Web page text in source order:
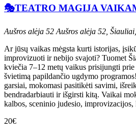
🎭TEATRO MAGIJA
Aušros alėja 52 Aušros alėja 52,
Ar jūsų vaikas mėgsta kurti istorijas,
improvizuoti ir nebijo svajoti? Tuomet
kviečia 7–12 metų vaikus prisijungti
švietimą papildančio ugdymo
garsiai, mokomasi pasitikėti savimi,
bendradarbiauti ir išgirsti kitą. Vaikai
kalbos, sceninio judesio,
20€